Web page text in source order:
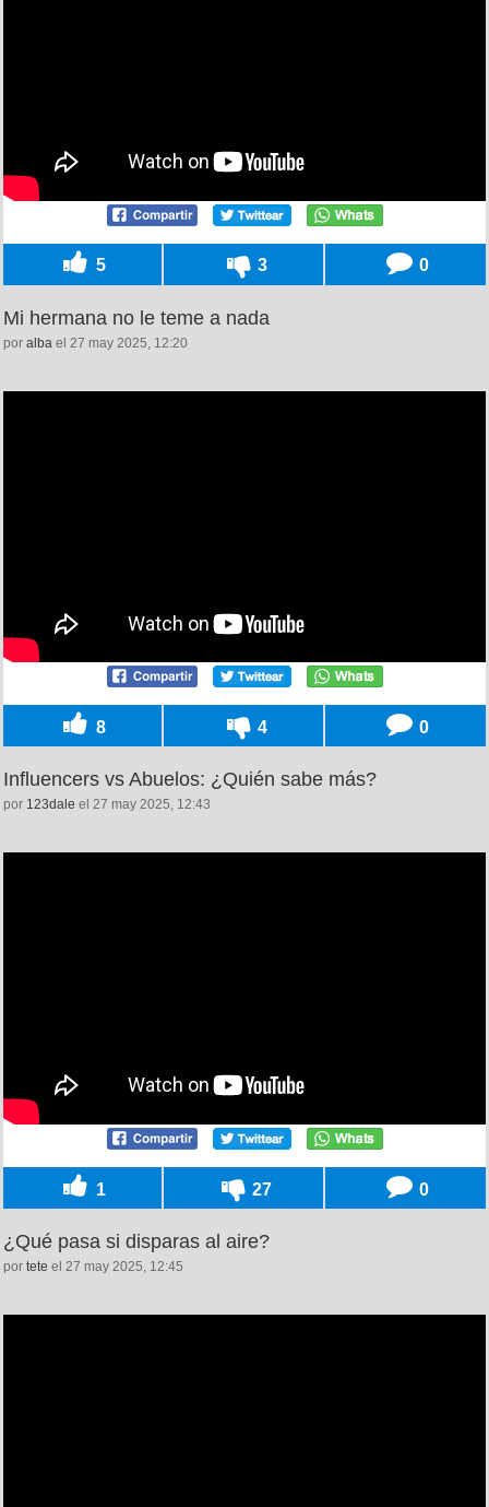
5 3 0
Mi hermana no le teme a nada
por alba el 27 may 2025, 12:20
8 4 0
Influencers vs Abuelos: ¿Quién sabe más?
por 123dale el 27 may 2025, 12:43
1 27 0
¿Qué pasa si disparas al aire?
por tete el 27 may 2025, 12:45